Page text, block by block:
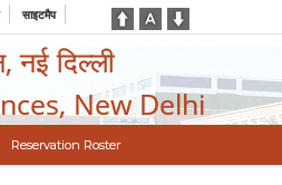
साइटमैप
नई दिल्ली
New Delhi
Reservation Roster